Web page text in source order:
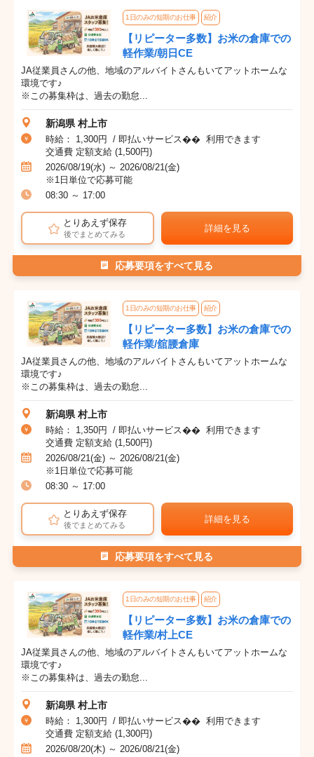
1日のみの短期のお仕事 紹介
【リピーター多数】お米の倉庫での
軽作業/朝日CE
JA従業員さんの他、地域のアルバイトさんもいてアットホームな
環境です♪
※この募集枠は、過去の勤怠...
新潟県 村上市
時給： 1,300円 / 即払いサービス�� 利用できます
交通費 定額支給 (1,500円)
2026/08/19(水) ～ 2026/08/21(金)
※1日単位で応募可能
08:30 ～ 17:00
とりあえず保存
後でまとめてみる
詳細を見る
応募要項をすべて見る
1日のみの短期のお仕事 紹介
【リピーター多数】お米の倉庫での
軽作業/舘腰倉庫
JA従業員さんの他、地域のアルバイトさんもいてアットホームな
環境です♪
※この募集枠は、過去の勤怠...
新潟県 村上市
時給： 1,350円 / 即払いサービス�� 利用できます
交通費 定額支給 (1,500円)
2026/08/21(金) ～ 2026/08/21(金)
※1日単位で応募可能
08:30 ～ 17:00
とりあえず保存
後でまとめてみる
詳細を見る
応募要項をすべて見る
1日のみの短期のお仕事 紹介
【リピーター多数】お米の倉庫での
軽作業/村上CE
JA従業員さんの他、地域のアルバイトさんもいてアットホームな
環境です♪
※この募集枠は、過去の勤怠...
新潟県 村上市
時給： 1,300円 / 即払いサービス�� 利用できます
交通費 定額支給 (1,300円)
2026/08/20(木) ～ 2026/08/21(金)